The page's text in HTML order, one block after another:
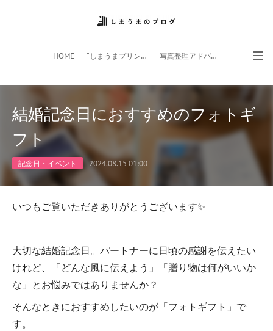
HOME ”しまうまプリント”サイト 写真整理アドバイザー
フォトライフ応援団 スマホアプリ
結婚記念日におすすめのフォトギ
フト
記念日・イベント 2024.08.15 01:00
いつもご覧いただきありがとうございます✨
大切な結婚記念日。パートナーに日頃の感謝を伝えたい
けれど、「どんな風に伝えよう」「贈り物は何がいいか
な」とお悩みではありませんか？
そんなときにおすすめしたいのが「フォトギフト」で
す。